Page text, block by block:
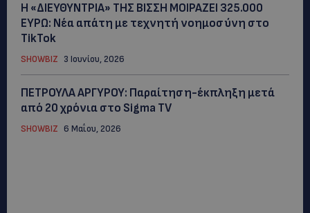
Η «ΔΙΕΥΘΥΝΤΡΙΑ» ΤΗΣ ΒΙΣΣΗ ΜΟΙΡΑΖΕΙ 325.000
ΕΥΡΩ: Νέα απάτη με τεχνητή νοημοσύνη στο
TikTok
SHOWBIZ 3 Ιουνίου, 2026
ΠΕΤΡΟΥΛΑ ΑΡΓΥΡΟΥ: Παραίτηση-έκπληξη μετά
από 20 χρόνια στο Sigma TV
SHOWBIZ 6 Μαΐου, 2026